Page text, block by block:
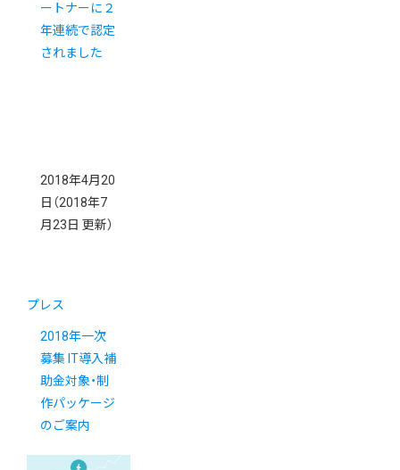
ートナーに２
年連続で認定
されました
2018年4月20
日 （2018年7
月23日 更新）
プレス
2018年一次
募集 IT導入補
助金対象・制
作パッケージ
のご案内